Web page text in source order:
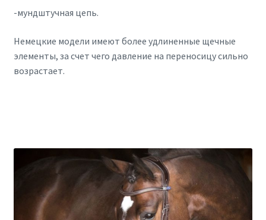
-мундштучная цепь.
Немецкие модели имеют более удлиненные щечные
элементы, за счет чего давление на переносицу сильно
возрастает.